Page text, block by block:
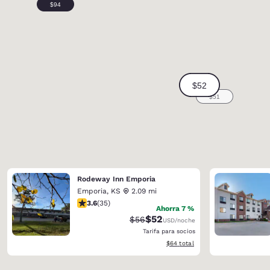
Rodeway Inn Emporia
Emporia, KS
2.09 mi
calificación de 3.57 estrellas. Bueno. 35 reseñas
3.6(35)
Ahorra 7 %
Precio tachado:
$56Precio con descuento:
$52USD/noche
Tarifa para socios
Ver detalles del total estimado
$64 total